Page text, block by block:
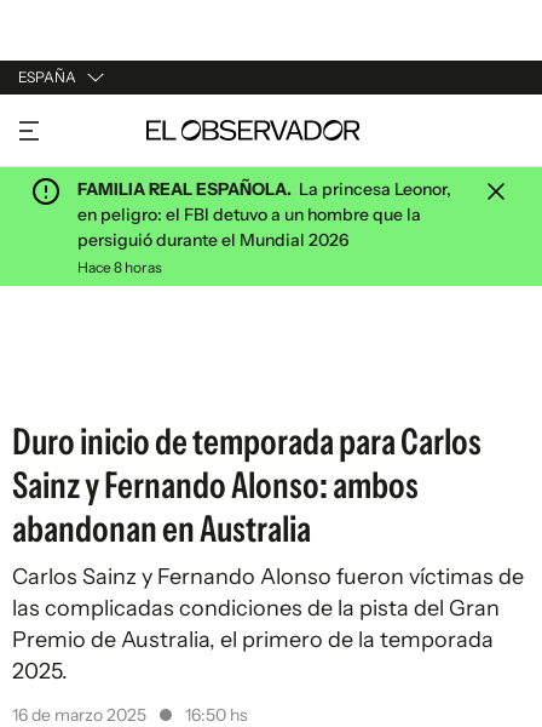
ESPAÑA
URUGUAY
ARGENTINA
ESPAÑA
ESTADOS UNIDOS
FAMILIA REAL ESPAÑOLA. La princesa Leonor,
en peligro: el FBI detuvo a un hombre que la
persiguió durante el Mundial 2026
Hace 8 horas
Duro inicio de temporada para Carlos
Sainz y Fernando Alonso: ambos
abandonan en Australia
Carlos Sainz y Fernando Alonso fueron víctimas de
las complicadas condiciones de la pista del Gran
Premio de Australia, el primero de la temporada
2025.
16 de marzo 2025 16:50 hs